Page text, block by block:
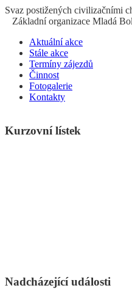
Svaz postižených civilizačními
Základní organizace Mladá
Aktuální akce
Stále akce
Termíny zájezdů
Činnost
Fotogalerie
Kontakty
Kurzovní lístek
Nadcházející události